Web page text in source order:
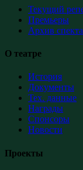
Текущий
Премьеры
Архив
О театре
История
Документы
Тех. данные
Награды
Спонсоры
Новости
Проекты